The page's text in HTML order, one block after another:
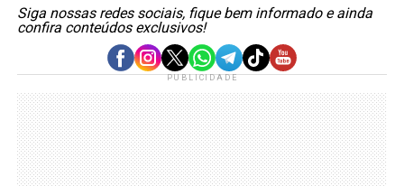
Siga nossas redes sociais, fique bem informado e ainda
confira conteúdos exclusivos!
PUBLICIDADE